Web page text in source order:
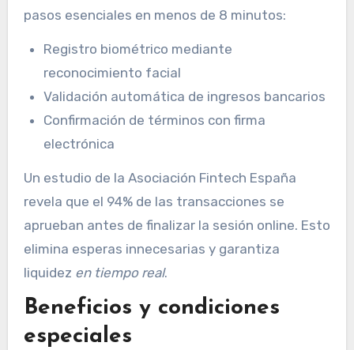
pasos esenciales en menos de 8 minutos:
Registro biométrico mediante
reconocimiento facial
Validación automática de ingresos bancarios
Confirmación de términos con firma
electrónica
Un estudio de la Asociación Fintech España
revela que el 94% de las transacciones se
aprueban antes de finalizar la sesión online. Esto
elimina esperas innecesarias y garantiza
liquidez en tiempo real.
Beneficios y condiciones
especiales